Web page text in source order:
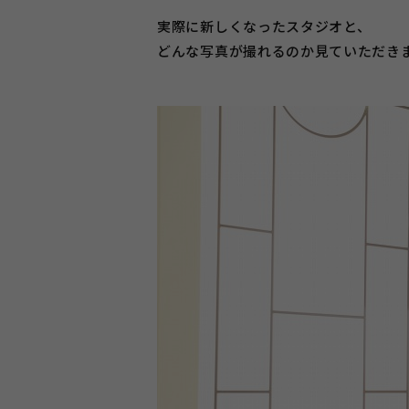
実際に新しくなったスタジオと、
どんな写真が撮れるのか見ていただ